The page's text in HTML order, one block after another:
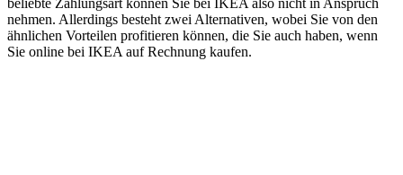
nehmen. Allerdings besteht zwei Alternativen, wobei Sie von den
ähnlichen Vorteilen profitieren können, die Sie auch haben, wenn
Sie online bei IKEA auf Rechnung kaufen.